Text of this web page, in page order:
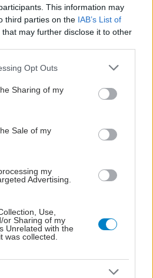
This information may
third parties on the IAB’s List of
that may further disclose it to other
app uses one or more Google
behaviour. You may click to
and its third-party tags to
purposes in below Google
Opt Outs
Sharing of my
Sale of my
my
Advertising.
Use,
or Sharing of my
Unrelated with the
was collected.